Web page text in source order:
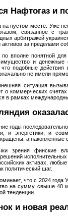
Нафтогаз и
на пустом месте. Уже
связанное с
арбитражей
активов за пределами
по вполне понятной
и денежные
подобные
не имели
ситуация
о коммерческих
в рамках
годы
и энергетики, и
а накопленные
зрения финские
активах,
политический шаг.
что с 2024
на сумму свыше 40
тенденции.
и новая